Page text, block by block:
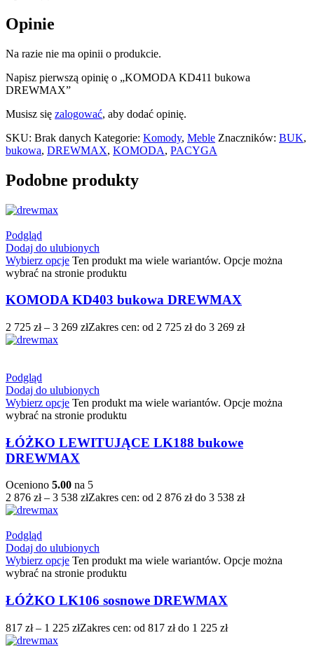
Opinie
Na razie nie ma opinii o produkcie.
Napisz pierwszą opinię o „KOMODA KD411 bukowa
DREWMAX”
Musisz się zalogować, aby dodać opinię.
SKU: Brak danych Kategorie: Komody, Meble Znaczników: BUK,
bukowa, DREWMAX, KOMODA, PACYGA
Podobne produkty
Podgląd
Dodaj do ulubionych
Wybierz opcje Ten produkt ma wiele wariantów. Opcje można
wybrać na stronie produktu
KOMODA KD403 bukowa DREWMAX
2 725 zł – 3 269 złZakres cen: od 2 725 zł do 3 269 zł
Podgląd
Dodaj do ulubionych
Wybierz opcje Ten produkt ma wiele wariantów. Opcje można
wybrać na stronie produktu
ŁÓŻKO LEWITUJĄCE LK188 bukowe
DREWMAX
Oceniono 5.00 na 5
2 876 zł – 3 538 złZakres cen: od 2 876 zł do 3 538 zł
Podgląd
Dodaj do ulubionych
Wybierz opcje Ten produkt ma wiele wariantów. Opcje można
wybrać na stronie produktu
ŁÓŻKO LK106 sosnowe DREWMAX
817 zł – 1 225 złZakres cen: od 817 zł do 1 225 zł